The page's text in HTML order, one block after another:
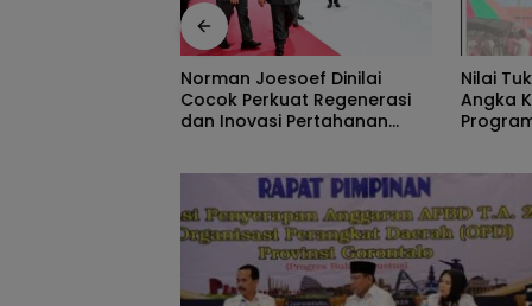
Nilai Tukar Petani Naik,
Angka Kemiskinan Turun,
Program Gusnar-Idah Jadi
Peran
Track,